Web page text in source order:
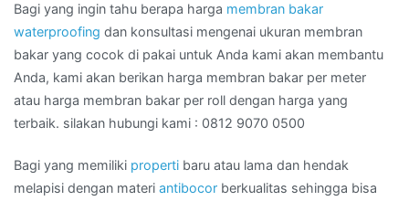
Bagi yang ingin tahu berapa harga membran bakar
waterproofing dan konsultasi mengenai ukuran membran
bakar yang cocok di pakai untuk Anda kami akan membantu
Anda, kami akan berikan harga membran bakar per meter
atau harga membran bakar per roll dengan harga yang
terbaik. silakan hubungi kami : 0812 9070 0500
Bagi yang memiliki properti baru atau lama dan hendak
melapisi dengan materi antibocor berkualitas sehingga bisa